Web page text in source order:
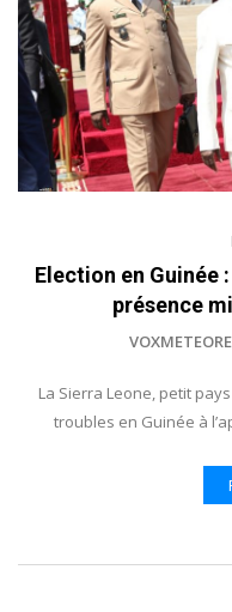
Election en Guinée
présence
VOXMETEORE
La Sierra Leone, petit
troubles en Guinée à